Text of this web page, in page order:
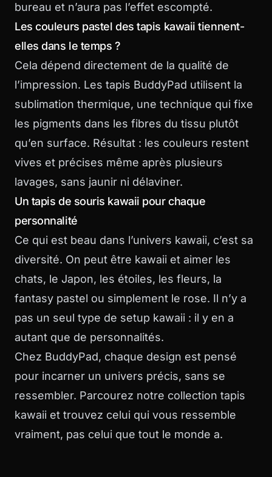
bureau et n’aura pas l’effet escompté.
Les couleurs pastel des tapis kawaii tiennent-
elles dans le temps ?
Cela dépend directement de la qualité de
l’impression. Les tapis BuddyPad utilisent la
sublimation thermique, une technique qui fixe
les pigments dans les fibres du tissu plutôt
qu’en surface. Résultat : les couleurs restent
vives et précises même après plusieurs
lavages, sans jaunir ni délaviner.
Un tapis de souris kawaii pour chaque
personnalité
Ce qui est beau dans l’univers kawaii, c’est sa
diversité. On peut être kawaii et aimer les
chats, le Japon, les étoiles, les fleurs, la
fantasy pastel ou simplement le rose. Il n’y a
pas un seul type de setup kawaii : il y en a
autant que de personnalités.
Chez BuddyPad, chaque design est pensé
pour incarner un univers précis, sans se
ressembler. Parcourez notre collection tapis
kawaii et trouvez celui qui vous ressemble
vraiment, pas celui que tout le monde a.